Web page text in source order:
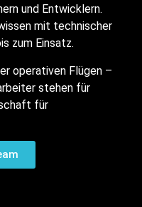
und Entwicklern.
mit technischer
zum Einsatz.
operativen Flügen –
stehen für
für